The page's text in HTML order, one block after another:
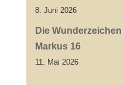
8. Juni 2026
Die
Markus 16
11. Mai 2026